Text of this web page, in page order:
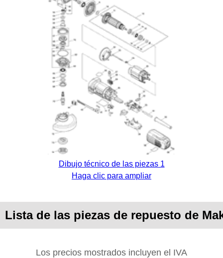
Dibujo técnico de las piezas 1
Haga clic para ampliar
Lista de las piezas de repuesto de
Los precios mostrados incluyen el IVA